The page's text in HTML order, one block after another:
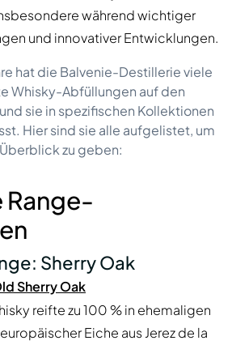
während wichtiger
und innovativer Entwicklungen.
hat die Balvenie-Destillerie viele
Whisky-Abfüllungen auf den
sie in spezifischen Kollektionen
Hier sind sie alle aufgelistet, um
zu geben:
Range-
Sherry Oak
Sherry Oak
reifte zu 100 % in ehemaligen
Eiche aus Jerez de la